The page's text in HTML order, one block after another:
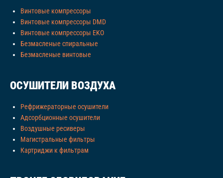
Винтовые компрессоры
Винтовые компрессоры DMD
Винтовые компрессоры EKO
Безмасленые спиральные
Безмасленые винтовые
ОСУШИТЕЛИ ВОЗДУХА
Рефрижераторные осушители
Адсорбционные осушители
Воздушные ресиверы
Магистральные фильтры
Картриджи к фильтрам